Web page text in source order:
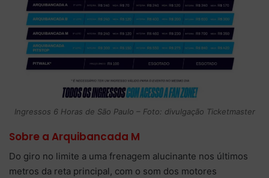
Ingressos 6 Horas de São Paulo – Foto: divulgação Ticketmaster
Sobre a Arquibancada M
Do giro no limite a uma frenagem alucinante nos últimos
metros da reta principal, com o som dos motores